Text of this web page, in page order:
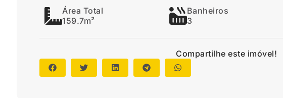
Área Total
159.7m²
Banheiros
3
Compartilhe este imóvel!